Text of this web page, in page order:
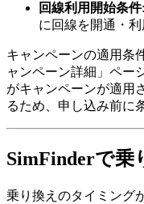
回線利用開始条件
に回線を開通・
キャンペーンの適用条
ャンペーン詳細」ペー
がキャンペーンが適用
るため、申し込み前に
SimFinderで乗
乗り換えのタイミング